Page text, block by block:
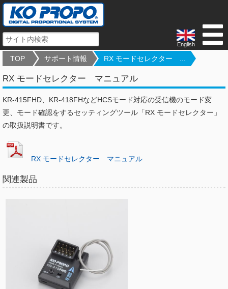
English
TOP サポート情報 RX モードセレクター ...
RX モードセレクター マニュアル
KR-415FHD、KR-418FHなどHCSモード対応の受信機のモード変
更、モード確認をするセッティングツール「RX モードセレクター」
の取扱説明書です。
RX モードセレクター マニュアル
関連製品